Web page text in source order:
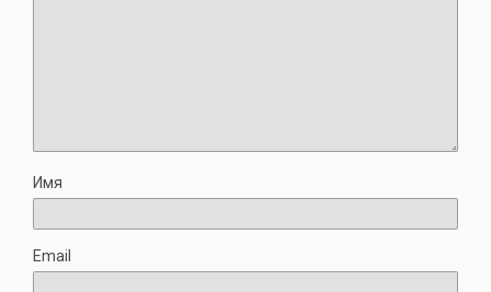
Имя
Email